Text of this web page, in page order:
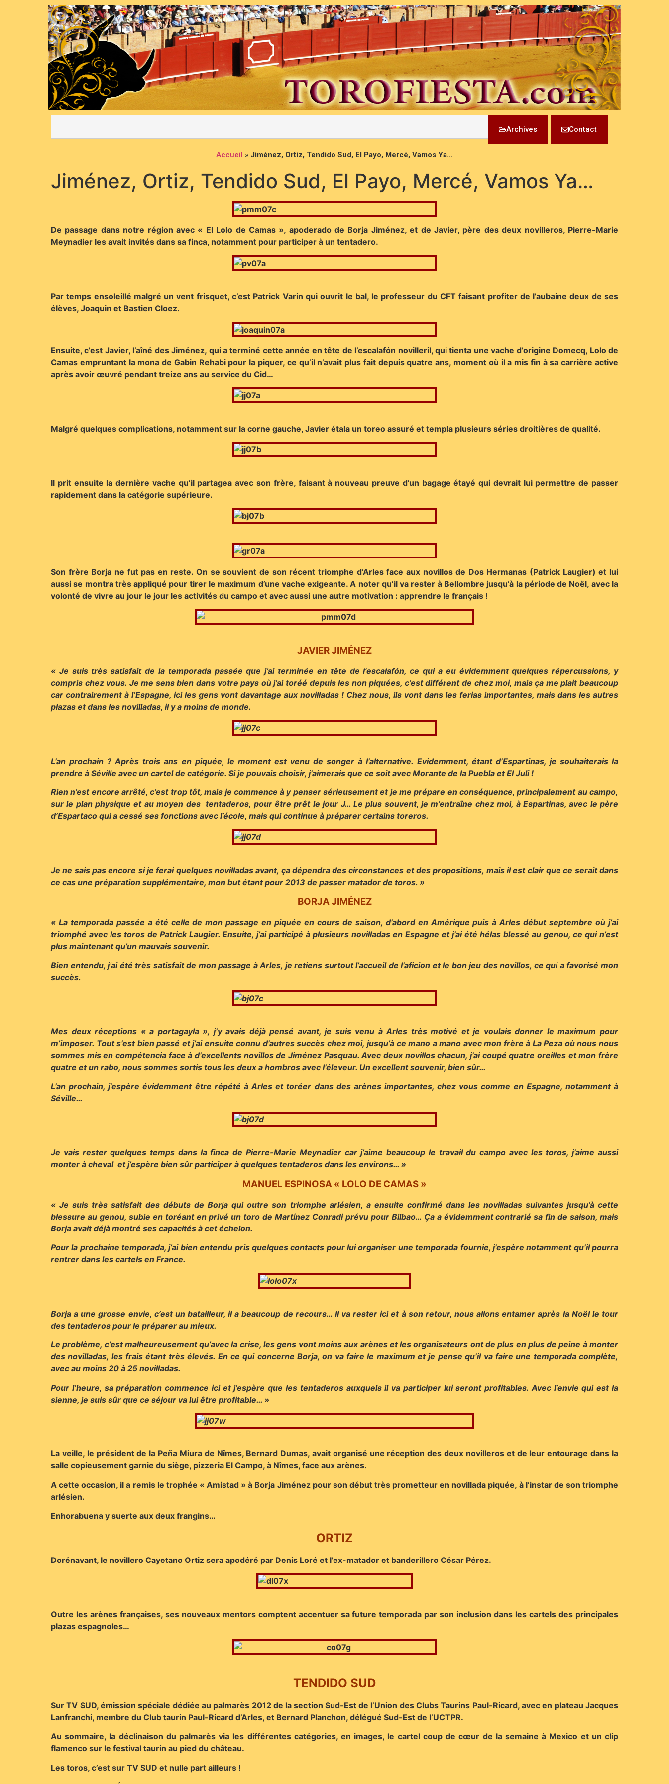
Archives Contact
Accueil » Jiménez, Ortiz, Tendido Sud, El Payo, Mercé, Vamos Ya…
Jiménez, Ortiz, Tendido Sud, El Payo, Mercé, Vamos Ya…
De passage dans notre région avec « El Lolo de Camas », apoderado de Borja Jiménez, et de Javier, père des deux novilleros, Pierre-Marie
Meynadier les avait invités dans sa finca, notamment pour participer à un tentadero.
Par temps ensoleillé malgré un vent frisquet, c’est Patrick Varin qui ouvrit le bal, le professeur du CFT faisant profiter de l’aubaine deux de ses
élèves, Joaquin et Bastien Cloez.
Ensuite, c’est Javier, l’aîné des Jiménez, qui a terminé cette année en tête de l’escalafón novilleril, qui tienta une vache d’origine Domecq, Lolo de
Camas empruntant la mona de Gabin Rehabi pour la piquer, ce qu’il n’avait plus fait depuis quatre ans, moment où il a mis fin à sa carrière active
après avoir œuvré pendant treize ans au service du Cid…
Malgré quelques complications, notamment sur la corne gauche, Javier étala un toreo assuré et templa plusieurs séries droitières de qualité.
Il prit ensuite la dernière vache qu’il partagea avec son frère, faisant à nouveau preuve d’un bagage étayé qui devrait lui permettre de passer
rapidement dans la catégorie supérieure.
Son frère Borja ne fut pas en reste. On se souvient de son récent triomphe d’Arles face aux novillos de Dos Hermanas (Patrick Laugier) et lui
aussi se montra très appliqué pour tirer le maximum d’une vache exigeante. A noter qu’il va rester à Bellombre jusqu’à la période de Noël, avec la
volonté de vivre au jour le jour les activités du campo et avec aussi une autre motivation : apprendre le français !
JAVIER JIMÉNEZ
« Je suis très satisfait de la temporada passée que j’ai terminée en tête de l’escalafón, ce qui a eu évidemment quelques répercussions, y
compris chez vous. Je me sens bien dans votre pays où j’ai toréé depuis les non piquées, c’est différent de chez moi, mais ça me plait beaucoup
car contrairement à l’Espagne, ici les gens vont davantage aux novilladas ! Chez nous, ils vont dans les ferias importantes, mais dans les autres
plazas et dans les novilladas, il y a moins de monde.
L’an prochain ? Après trois ans en piquée, le moment est venu de songer à l’alternative. Evidemment, étant d’Espartinas, je souhaiterais la
prendre à Séville avec un cartel de catégorie. Si je pouvais choisir, j’aimerais que ce soit avec Morante de la Puebla et El Juli !
Rien n’est encore arrêté, c’est trop tôt, mais je commence à y penser sérieusement et je me prépare en conséquence, principalement au campo,
sur le plan physique et au moyen des tentaderos, pour être prêt le jour J… Le plus souvent, je m’entraîne chez moi, à Espartinas, avec le père
d’Espartaco qui a cessé ses fonctions avec l’école, mais qui continue à préparer certains toreros.
Je ne sais pas encore si je ferai quelques novilladas avant, ça dépendra des circonstances et des propositions, mais il est clair que ce serait dans
ce cas une préparation supplémentaire, mon but étant pour 2013 de passer matador de toros. »
BORJA JIMÉNEZ
« La temporada passée a été celle de mon passage en piquée en cours de saison, d’abord en Amérique puis à Arles début septembre où j’ai
triomphé avec les toros de Patrick Laugier. Ensuite, j’ai participé à plusieurs novilladas en Espagne et j’ai été hélas blessé au genou, ce qui n’est
plus maintenant qu’un mauvais souvenir.
Bien entendu, j’ai été très satisfait de mon passage à Arles, je retiens surtout l’accueil de l’aficion et le bon jeu des novillos, ce qui a favorisé mon
succès.
Mes deux réceptions « a portagayla », j’y avais déjà pensé avant, je suis venu à Arles très motivé et je voulais donner le maximum pour
m’imposer. Tout s’est bien passé et j’ai ensuite connu d’autres succès chez moi, jusqu’à ce mano a mano avec mon frère à La Peza où nous nous
sommes mis en compétencia face à d’excellents novillos de Jiménez Pasquau. Avec deux novillos chacun, j’ai coupé quatre oreilles et mon frère
quatre et un rabo, nous sommes sortis tous les deux a hombros avec l’éleveur. Un excellent souvenir, bien sûr…
L’an prochain, j’espère évidemment être répété à Arles et toréer dans des arènes importantes, chez vous comme en Espagne, notamment à
Séville…
Je vais rester quelques temps dans la finca de Pierre-Marie Meynadier car j’aime beaucoup le travail du campo avec les toros, j’aime aussi
monter à cheval et j’espère bien sûr participer à quelques tentaderos dans les environs… »
MANUEL ESPINOSA « LOLO DE CAMAS »
« Je suis très satisfait des débuts de Borja qui outre son triomphe arlésien, a ensuite confirmé dans les novilladas suivantes jusqu’à cette
blessure au genou, subie en toréant en privé un toro de Martínez Conradi prévu pour Bilbao… Ça a évidemment contrarié sa fin de saison, mais
Borja avait déjà montré ses capacités à cet échelon.
Pour la prochaine temporada, j’ai bien entendu pris quelques contacts pour lui organiser une temporada fournie, j’espère notamment qu’il pourra
rentrer dans les cartels en France.
Borja a une grosse envie, c’est un batailleur, il a beaucoup de recours… Il va rester ici et à son retour, nous allons entamer après la Noël le tour
des tentaderos pour le préparer au mieux.
Le problème, c’est malheureusement qu’avec la crise, les gens vont moins aux arènes et les organisateurs ont de plus en plus de peine à monter
des novilladas, les frais étant très élevés. En ce qui concerne Borja, on va faire le maximum et je pense qu’il va faire une temporada complète,
avec au moins 20 à 25 novilladas.
Pour l’heure, sa préparation commence ici et j’espère que les tentaderos auxquels il va participer lui seront profitables. Avec l’envie qui est la
sienne, je suis sûr que ce séjour va lui être profitable… »
La veille, le président de la Peña Miura de Nîmes, Bernard Dumas, avait organisé une réception des deux novilleros et de leur entourage dans la
salle copieusement garnie du siège, pizzeria El Campo, à Nîmes, face aux arènes.
A cette occasion, il a remis le trophée « Amistad » à Borja Jiménez pour son début très prometteur en novillada piquée, à l’instar de son triomphe
arlésien.
Enhorabuena y suerte aux deux frangins…
ORTIZ
Dorénavant, le novillero Cayetano Ortiz sera apodéré par Denis Loré et l’ex-matador et banderillero César Pérez.
Outre les arènes françaises, ses nouveaux mentors comptent accentuer sa future temporada par son inclusion dans les cartels des principales
plazas espagnoles…
TENDIDO SUD
Sur TV SUD, émission spéciale dédiée au palmarès 2012 de la section Sud-Est de l’Union des Clubs Taurins Paul-Ricard, avec en plateau Jacques
Lanfranchi, membre du Club taurin Paul-Ricard d’Arles, et Bernard Planchon, délégué Sud-Est de l’UCTPR.
Au sommaire, la déclinaison du palmarès via les différentes catégories, en images, le cartel coup de cœur de la semaine à Mexico et un clip
flamenco sur le festival taurin au pied du château.
Les toros, c’est sur TV SUD et nulle part ailleurs !